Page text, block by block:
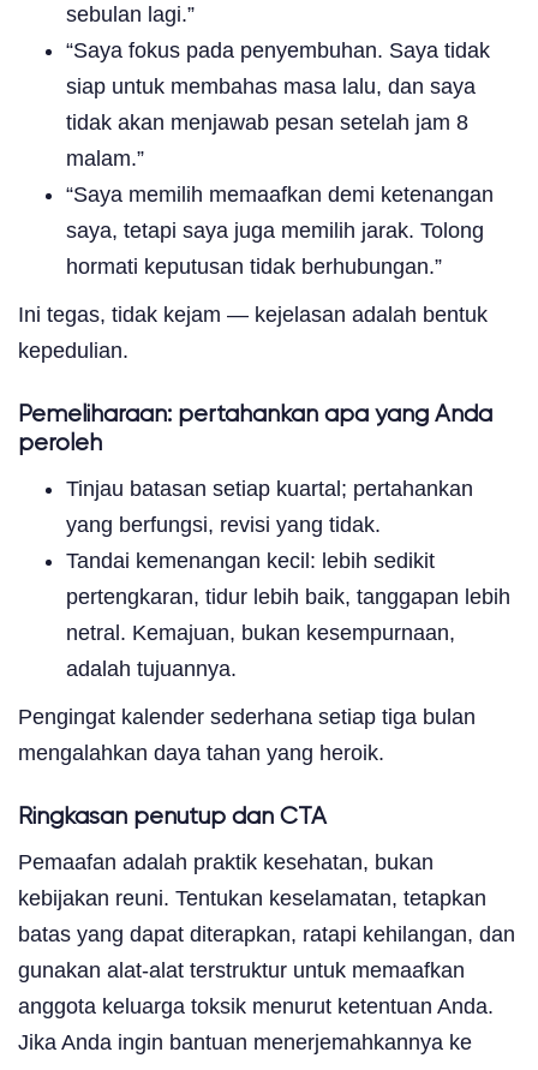
sebulan lagi.”
“Saya fokus pada penyembuhan. Saya tidak
siap untuk membahas masa lalu, dan saya
tidak akan menjawab pesan setelah jam 8
malam.”
“Saya memilih memaafkan demi ketenangan
saya, tetapi saya juga memilih jarak. Tolong
hormati keputusan tidak berhubungan.”
Ini tegas, tidak kejam — kejelasan adalah bentuk
kepedulian.
Pemeliharaan: pertahankan apa yang Anda
peroleh
Tinjau batasan setiap kuartal; pertahankan
yang berfungsi, revisi yang tidak.
Tandai kemenangan kecil: lebih sedikit
pertengkaran, tidur lebih baik, tanggapan lebih
netral. Kemajuan, bukan kesempurnaan,
adalah tujuannya.
Pengingat kalender sederhana setiap tiga bulan
mengalahkan daya tahan yang heroik.
Ringkasan penutup dan CTA
Pemaafan adalah praktik kesehatan, bukan
kebijakan reuni. Tentukan keselamatan, tetapkan
batas yang dapat diterapkan, ratapi kehilangan, dan
gunakan alat-alat terstruktur untuk memaafkan
anggota keluarga toksik menurut ketentuan Anda.
Jika Anda ingin bantuan menerjemahkannya ke